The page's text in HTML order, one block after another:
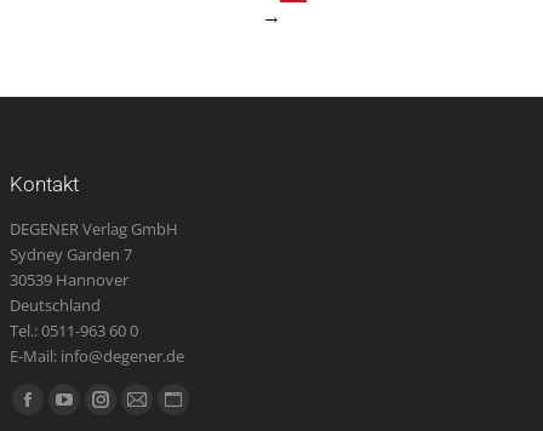
→
Kontakt
DEGENER Verlag GmbH
Sydney Garden 7
30539 Hannover
Deutschland
Tel.: 0511-963 60 0
E-Mail: info@degener.de
Finden Sie uns auf:
FacebookYouTubeInstagram
E-
Website